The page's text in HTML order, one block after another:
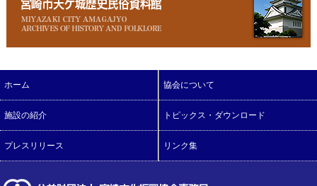
ホーム 協会について
施設の紹介 トピックス・ダウンロード
プレスリリース リンク集